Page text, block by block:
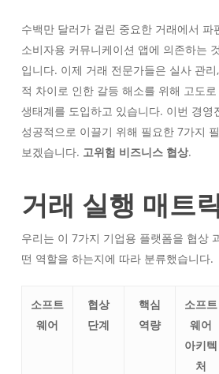
수백만 달러가 걸린 중요한 거래에서 파
소비자용 커뮤니케이션 앱에 의존하는
입니다. 이제 거래 전문가들은 실사 관
적 차이로 인한 갈등 해소를 위해 고도
생태계를 도입하고 있습니다. 이번 경영
성공적으로 이끌기 위해 필요한 7가지
보겠습니다. 고위험 비즈니스 협상.
거래 실행 매트
우리는 이 7가지 기업용 플랫폼을 협상
떤 역할을 하는지에 따라 분류했습니다.
소프트
웨어
협상
단계
핵심
역량
소프트
웨어
아키텍
처